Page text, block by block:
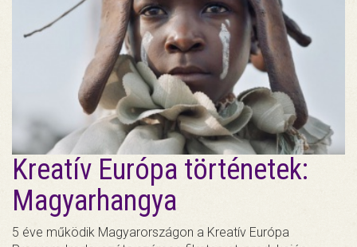
Kreatív Európa történetek:
Magyarhangya
5 éve működik Magyarországon a Kreatív Európa